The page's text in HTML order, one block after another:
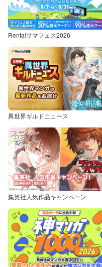
Renta!サマフェス2026
異世界ギルドニュース
集英社人気作品キャンペーン